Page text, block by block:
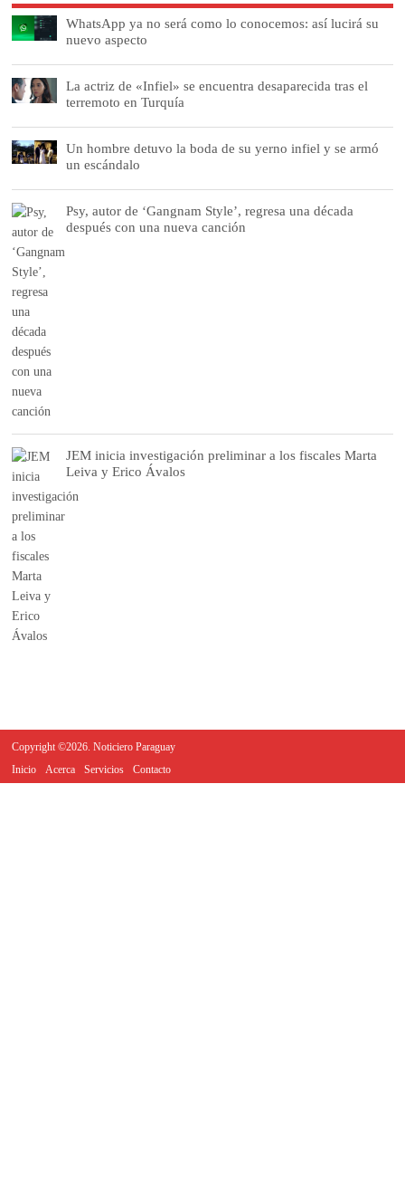
WhatsApp ya no será como lo conocemos: así lucirá su
nuevo aspecto
La actriz de «Infiel» se encuentra desaparecida tras el
terremoto en Turquía
Un hombre detuvo la boda de su yerno infiel y se armó
un escándalo
Psy, autor de ‘Gangnam Style’, regresa una década
después con una nueva canción
JEM inicia investigación preliminar a los fiscales Marta
Leiva y Erico Ávalos
Copyright ©2026. Noticiero Paraguay
Inicio
Acerca Servicios Contacto